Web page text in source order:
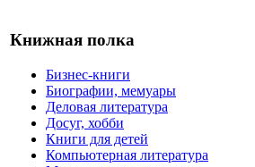
Книжная полка
Бизнес-книги
Биографии, мемуары
Деловая литература
Досуг, хобби
Книги для детей
Компьютерная литература